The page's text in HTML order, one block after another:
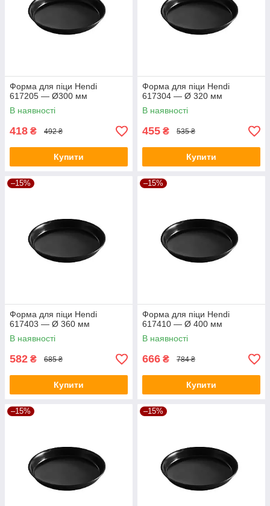
Форма для піци Hendi
617205 — Ø300 мм
В наявності
418 ₴ 492 ₴
Купити
Форма для піци Hendi
617304 — Ø 320 мм
В наявності
455 ₴ 535 ₴
Купити
–15%
Форма для піци Hendi
617403 — Ø 360 мм
В наявності
582 ₴ 685 ₴
Купити
–15%
Форма для піци Hendi
617410 — Ø 400 мм
В наявності
666 ₴ 784 ₴
Купити
–15% –15%